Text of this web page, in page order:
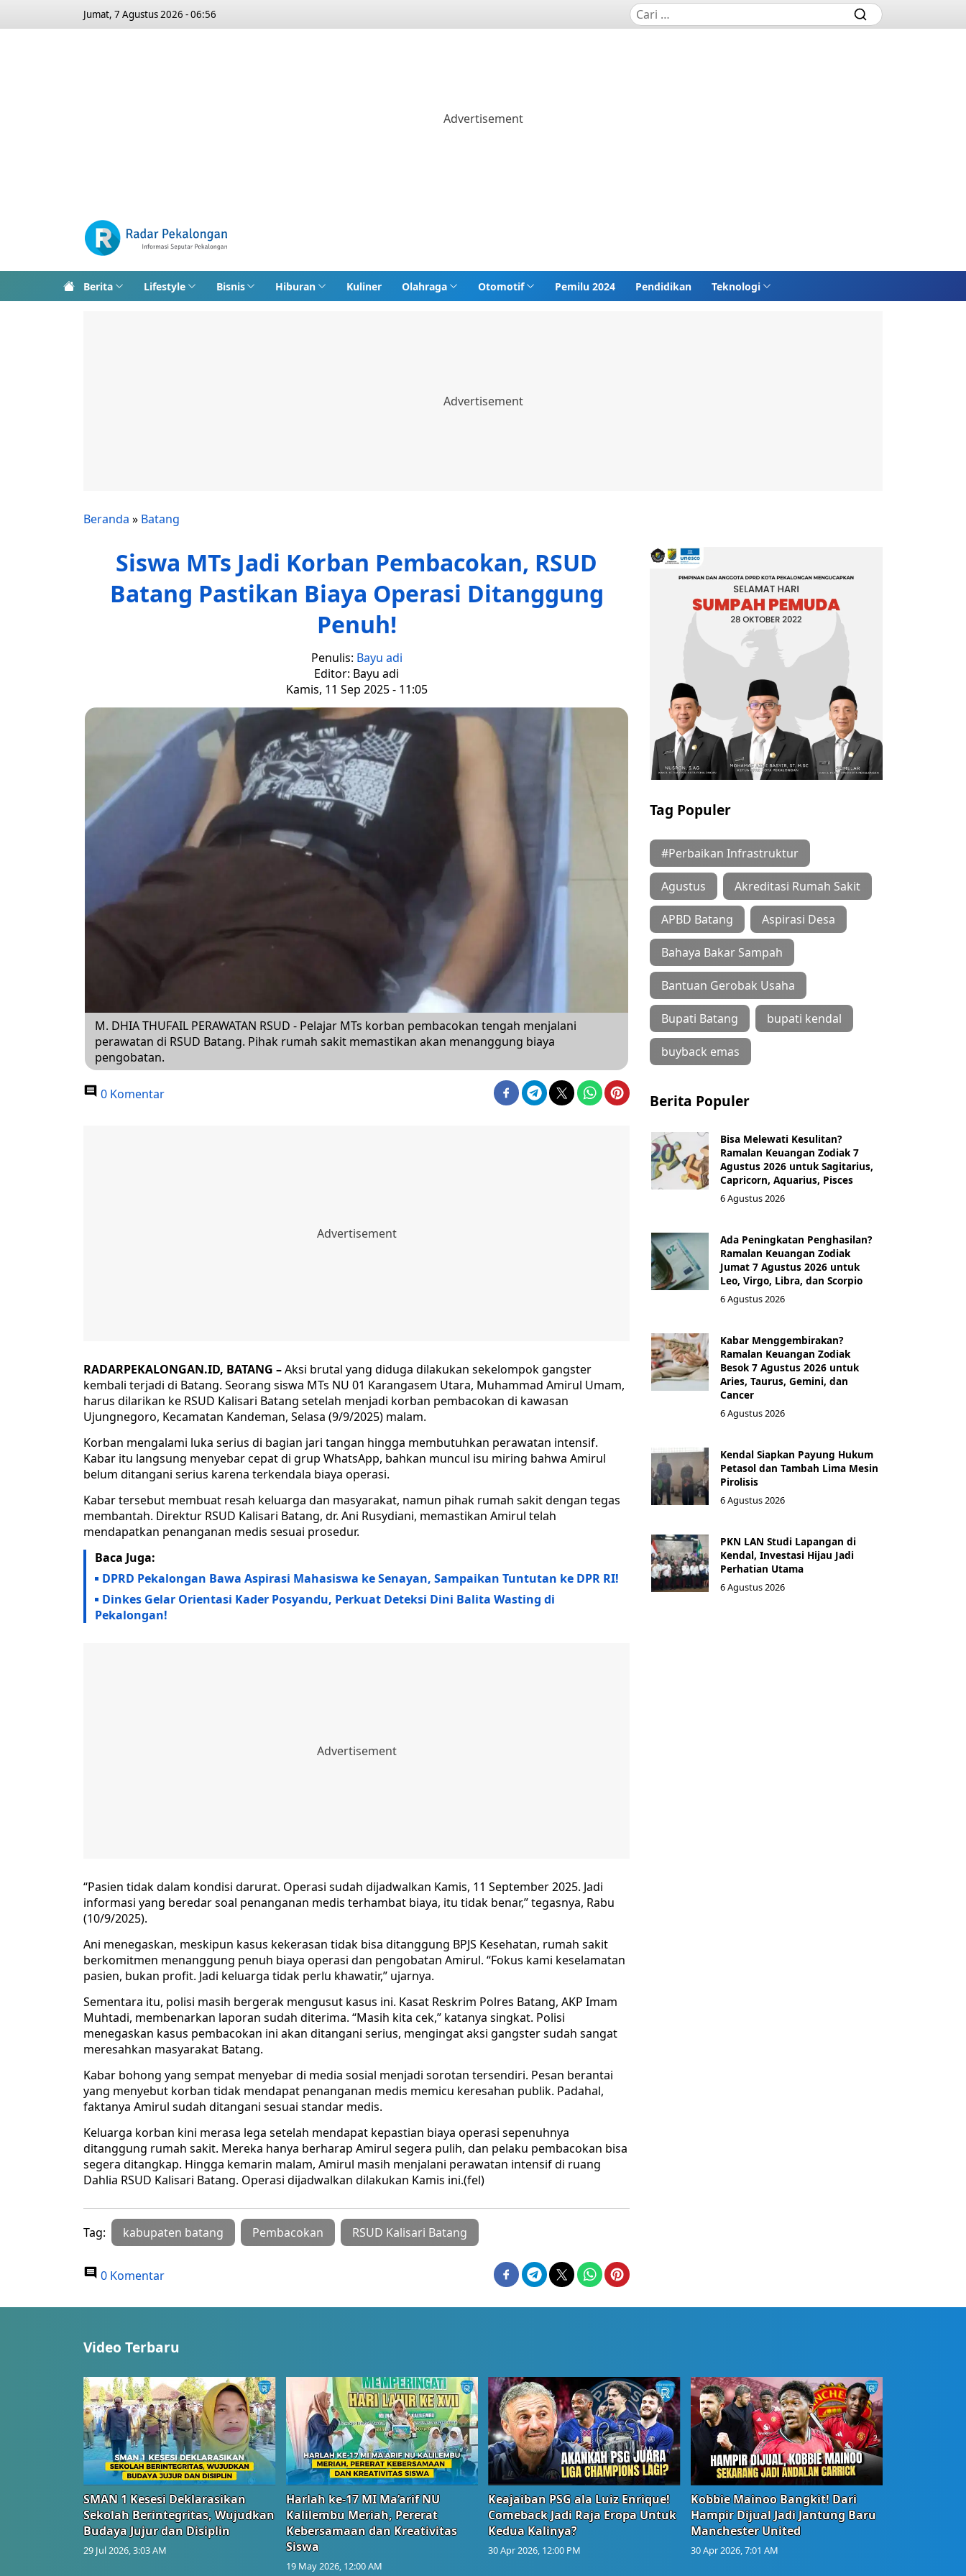
Jumat, 7 Agustus 2026 - 06:56
Berita Lifestyle Bisnis Hiburan Kuliner Olahraga Otomotif Pemilu 2024 Pendidikan Teknologi
Beranda » Batang
Siswa MTs Jadi Korban Pembacokan, RSUD
Batang Pastikan Biaya Operasi Ditanggung
Penuh!
Penulis: Bayu adi
Editor: Bayu adi
Kamis, 11 Sep 2025 - 11:05
M. DHIA THUFAIL PERAWATAN RSUD - Pelajar MTs korban pembacokan tengah menjalani
perawatan di RSUD Batang. Pihak rumah sakit memastikan akan menanggung biaya
pengobatan.
0 Komentar
RADARPEKALONGAN.ID, BATANG –Aksi brutal yang diduga dilakukan sekelompok gangster
kembali terjadi di Batang. Seorang siswa MTs NU 01 Karangasem Utara, Muhammad Amirul Umam,
harus dilarikan ke RSUD Kalisari Batang setelah menjadi korban pembacokan di kawasan
Ujungnegoro, Kecamatan Kandeman, Selasa (9/9/2025) malam.
Korban mengalami luka serius di bagian jari tangan hingga membutuhkan perawatan intensif.
Kabar itu langsung menyebar cepat di grup WhatsApp, bahkan muncul isu miring bahwa Amirul
belum ditangani serius karena terkendala biaya operasi.
Kabar tersebut membuat resah keluarga dan masyarakat, namun pihak rumah sakit dengan tegas
membantah. Direktur RSUD Kalisari Batang, dr. Ani Rusydiani, memastikan Amirul telah
mendapatkan penanganan medis sesuai prosedur.
Baca Juga:
DPRD Pekalongan Bawa Aspirasi Mahasiswa ke Senayan, Sampaikan Tuntutan ke DPR RI!
Dinkes Gelar Orientasi Kader Posyandu, Perkuat Deteksi Dini Balita Wasting di
Pekalongan!
“Pasien tidak dalam kondisi darurat. Operasi sudah dijadwalkan Kamis, 11 September 2025. Jadi
informasi yang beredar soal penanganan medis terhambat biaya, itu tidak benar,” tegasnya, Rabu
(10/9/2025).
Ani menegaskan, meskipun kasus kekerasan tidak bisa ditanggung BPJS Kesehatan, rumah sakit
berkomitmen menanggung penuh biaya operasi dan pengobatan Amirul. “Fokus kami keselamatan
pasien, bukan profit. Jadi keluarga tidak perlu khawatir,” ujarnya.
Sementara itu, polisi masih bergerak mengusut kasus ini. Kasat Reskrim Polres Batang, AKP Imam
Muhtadi, membenarkan laporan sudah diterima. “Masih kita cek,” katanya singkat. Polisi
menegaskan kasus pembacokan ini akan ditangani serius, mengingat aksi gangster sudah sangat
meresahkan masyarakat Batang.
Kabar bohong yang sempat menyebar di media sosial menjadi sorotan tersendiri. Pesan berantai
yang menyebut korban tidak mendapat penanganan medis memicu keresahan publik. Padahal,
faktanya Amirul sudah ditangani sesuai standar medis.
Keluarga korban kini merasa lega setelah mendapat kepastian biaya operasi sepenuhnya
ditanggung rumah sakit. Mereka hanya berharap Amirul segera pulih, dan pelaku pembacokan bisa
segera ditangkap. Hingga kemarin malam, Amirul masih menjalani perawatan intensif di ruang
Dahlia RSUD Kalisari Batang. Operasi dijadwalkan dilakukan Kamis ini.(fel)
Tag: kabupaten batang Pembacokan RSUD Kalisari Batang
0 Komentar
Tag Populer
#Perbaikan Infrastruktur
Agustus Akreditasi Rumah Sakit
APBD Batang Aspirasi Desa
Bahaya Bakar Sampah
Bantuan Gerobak Usaha
Bupati Batang bupati kendal
buyback emas
Berita Populer
Bisa Melewati Kesulitan?
Ramalan Keuangan Zodiak 7
Agustus 2026 untuk Sagitarius,
Capricorn, Aquarius, Pisces
6 Agustus 2026
Ada Peningkatan Penghasilan?
Ramalan Keuangan Zodiak
Jumat 7 Agustus 2026 untuk
Leo, Virgo, Libra, dan Scorpio
6 Agustus 2026
Kabar Menggembirakan?
Ramalan Keuangan Zodiak
Besok 7 Agustus 2026 untuk
Aries, Taurus, Gemini, dan
Cancer
6 Agustus 2026
Kendal Siapkan Payung Hukum
Petasol dan Tambah Lima Mesin
Pirolisis
6 Agustus 2026
PKN LAN Studi Lapangan di
Kendal, Investasi Hijau Jadi
Perhatian Utama
6 Agustus 2026
Video Terbaru
SMAN 1 Kesesi Deklarasikan
Sekolah Berintegritas, Wujudkan
Budaya Jujur dan Disiplin
29 Jul 2026, 3:03 AM
Harlah ke-17 MI Ma’arif NU
Kalilembu Meriah, Pererat
Kebersamaan dan Kreativitas
Siswa
19 May 2026, 12:00 AM
Keajaiban PSG ala Luiz Enrique!
Comeback Jadi Raja Eropa Untuk
Kedua Kalinya?
30 Apr 2026, 12:00 PM
Kobbie Mainoo Bangkit! Dari
Hampir Dijual Jadi Jantung Baru
Manchester United
30 Apr 2026, 7:01 AM